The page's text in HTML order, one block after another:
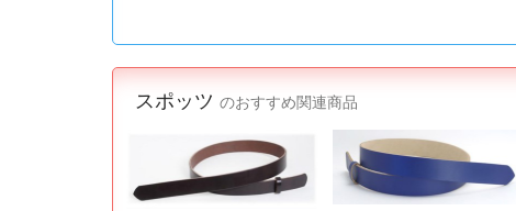
スポッツ のおすすめ関連商品